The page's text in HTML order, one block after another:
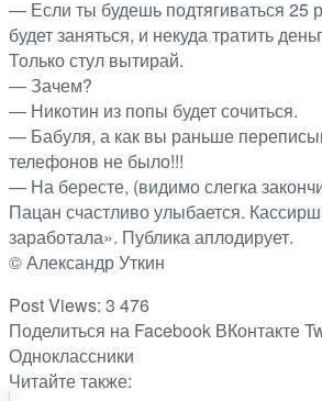
— Если ты будешь подтягиваться 25
будет заняться, и некуда тратить
Только стул вытирай.
— Зачем?
— Никотин из попы будет сочиться.
— Бабуля, а как вы раньше
телефонов не было!!!
— На бересте, (видимо слегка
Пацан счастливо улыбается.
заработала». Публика аплодирует.
© Александр Уткин
Post Views: 3 476
Поделиться на Facebook ВКонтакте
Одноклассники
Читайте также: